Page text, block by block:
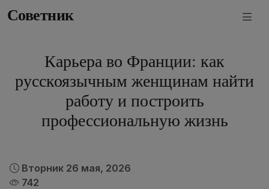
Советник
Карьера во Франции: как
русскоязычным женщинам найти
работу и построить
профессиональную жизнь
Вторник 26 мая, 2026
742